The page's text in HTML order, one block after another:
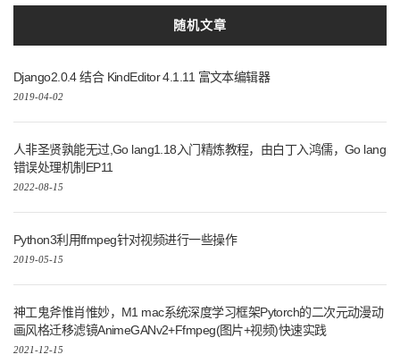
随机文章
Django2.0.4 结合 KindEditor 4.1.11 富文本编辑器
2019-04-02
人非圣贤孰能无过,Go lang1.18入门精炼教程，由白丁入鸿儒，Go lang
错误处理机制EP11
2022-08-15
Python3利用ffmpeg针对视频进行一些操作
2019-05-15
神工鬼斧惟肖惟妙，M1 mac系统深度学习框架Pytorch的二次元动漫动
画风格迁移滤镜AnimeGANv2+Ffmpeg(图片+视频)快速实践
2021-12-15